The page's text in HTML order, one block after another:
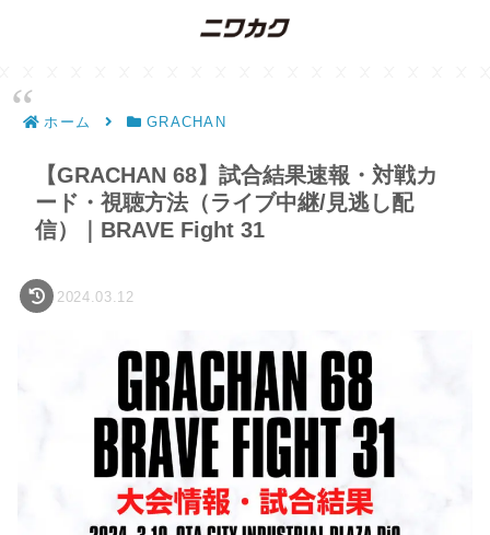
ホーム GRACHAN
【GRACHAN 68】試合結果速報・対戦カ
ード・視聴方法（ライブ中継/見逃し配
信）｜BRAVE Fight 31
2024.03.12